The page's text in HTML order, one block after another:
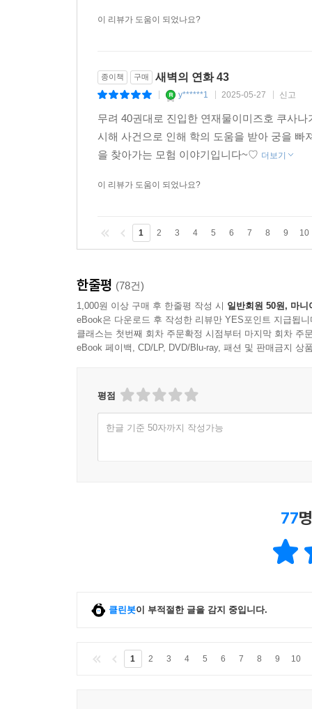
이 리뷰가 도움이 되었나요?
종이책 구매 새벽의 연화 43
y******1 2025-05-27 신고
무려 40권대로 진입한 연재물이미즈호 쿠사
시해 사건으로 인해 학의 도움을 받아 궁을
을 찾아가는 모험 이야기입니다~♡ 더보기
이 리뷰가 도움이 되었나요?
1 2 3 4 5 6 7 8 9 10
한줄평 (78건)
1,000원 이상 구매 후 한줄평 작성 시 일반회원 50원, 마니
eBook은 다운로드 후 작성한 리뷰만 YES포인트 지급됩니
클래스는 첫번째 회차 주문확정 시점부터 마지막 회차 주
eBook 페이백, CD/LP, DVD/Blu-ray, 패션 및 판매금지 상
평점
한글 기준 50자까지 작성가능
77
클린봇이 부적절한 글을 감지 중입니다.
1 2 3 4 5 6 7 8 9 10